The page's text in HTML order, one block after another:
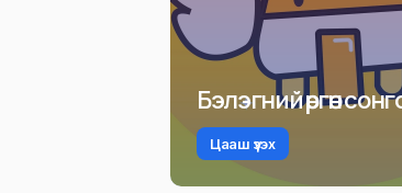
Бэлэгний өргөн
Цааш үзэх